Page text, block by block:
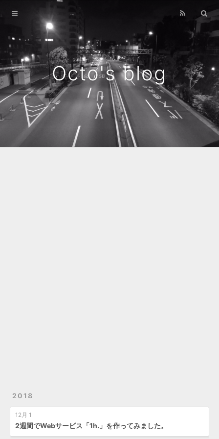
Octo's blog
2018
12月 1
2週間でWebサービス「1h.」を作ってみました。
Home
Archives